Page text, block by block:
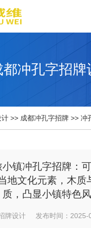
都冲孔字招牌
计 >> 成都冲孔字招牌 >> 冲
小镇冲孔字招牌：
地文化元素，木质
质，凸显小镇特色
牌设计 发布时间：2025-